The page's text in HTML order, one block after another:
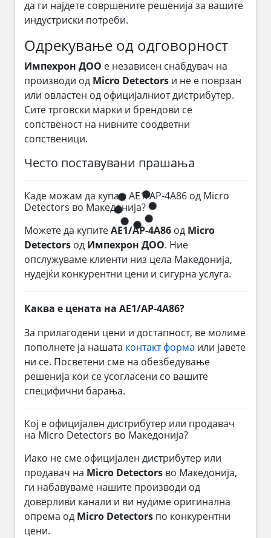
да ги најдете совршените решенија за вашите
индустриски потреби.
Одрекување од одговорност
Импехрон ДОО е независен снабдувач на
производи од Micro Detectors и не е поврзан
или овластен од официјалниот дистрибутер.
Сите трговски марки и брендови се
сопственост на нивните соодветни
сопственици.
Често поставувани прашања
Каде можам да купам AE1/AP-4A86 од Micro
Detectors во Македонија?
Можете да купитеAE1/AP-4A86 од Micro
Detectors од Импехрон ДОО. Ние
опслужуваме клиенти низ цела Македонија,
нудејќи конкурентни цени и сигурна услуга.
Каква е цената на AE1/AP-4A86?
За прилагодени цени и достапност, ве молиме
пополнете ја нашата контакт форма или јавете
ни се. Посветени сме на обезбедување
решенија кои се усогласени со вашите
специфични барања.
Кој е официјален дистрибутер или продавач
на Micro Detectors во Македонија?
Иако не сме официјален дистрибутер или
продавач на Micro Detectors во Македонија,
ги набавуваме нашите производи од
доверливи канали и ви нудиме оригинална
опрема од Micro Detectors по конкурентни
цени.